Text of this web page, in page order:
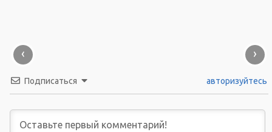
‹ ›
Подписаться авторизуйтесь